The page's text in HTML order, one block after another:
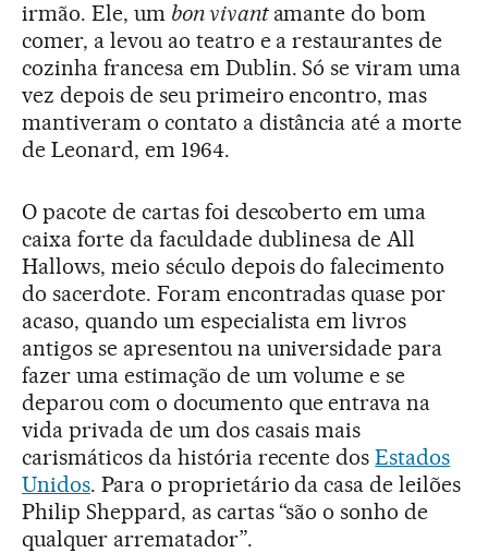
irmão. Ele, um bon vivantamante do bom
comer, a levou ao teatro e a restaurantes de
cozinha francesa em Dublin. Só se viram uma
vez depois de seu primeiro encontro, mas
mantiveram o contato a distância até a morte
de Leonard, em 1964.
O pacote de cartas foi descoberto em uma
caixa forte da faculdade dublinesa de All
Hallows, meio século depois do falecimento
do sacerdote. Foram encontradas quase por
acaso, quando um especialista em livros
antigos se apresentou na universidade para
fazer uma estimação de um volume e se
deparou com o documento que entrava na
vida privada de um dos casais mais
carismáticos da história recente dosEstados
Unidos. Para o proprietário da casa de leilões
Philip Sheppard, as cartas “são o sonho de
qualquer arrematador”.